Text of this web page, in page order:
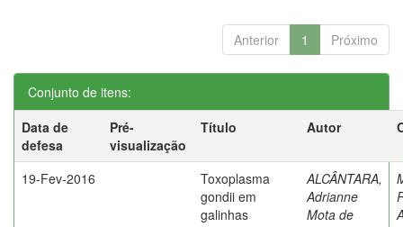
Anterior 1 Próximo
Conjunto de itens:
Data de
defesa
Pré-
visualização
Título Autor
19-Fev-2016
Toxoplasma
gondii em
galinhas
ALCÂNTARA,
Adrianne
Mota de